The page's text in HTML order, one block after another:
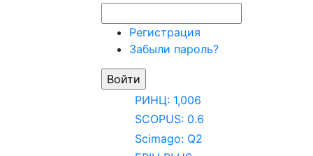
Регистрация
Забыли пароль?
РИНЦ: 1,006
SCOPUS: 0.6
Scimago: Q2